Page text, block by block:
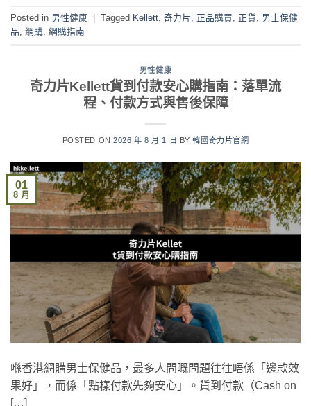
Posted in 男性健康 Tagged Kellett, 奇力片, 正品購買, 正貨, 男士保健
品, 網購, 網購指南
男性健康
奇力片Kellett貨到付款安心購指南：落單流
程、付款方式與售後保障
POSTED ON2026 年 8 月 1 日 BY韓國奇力片官網
01
8 月
喺香港網購男士保健品，最多人問嘅問題往往唔係「邊款效
果好」，而係「點樣付款先夠安心」。貨到付款（Cash on
[…]